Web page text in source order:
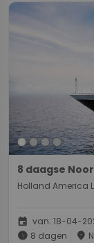
8 daagse
Holland America
event van: 18-04-
schedule 8 dagen place